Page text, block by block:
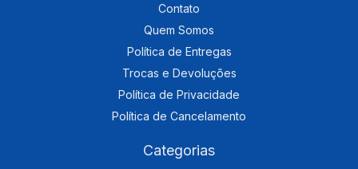
Contato
Quem Somos
Política de Entregas
Trocas e Devoluções
Política de Privacidade
Política de Cancelamento
Categorias